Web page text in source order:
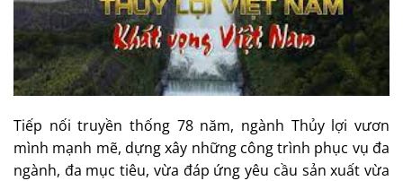
Tiếp nối truyền thống 78 năm, ngành Thủy lợi vươn
mình mạnh mẽ, dựng xây những công trình phục vụ đa
ngành, đa mục tiêu, vừa đáp ứng yêu cầu sản xuất vừa